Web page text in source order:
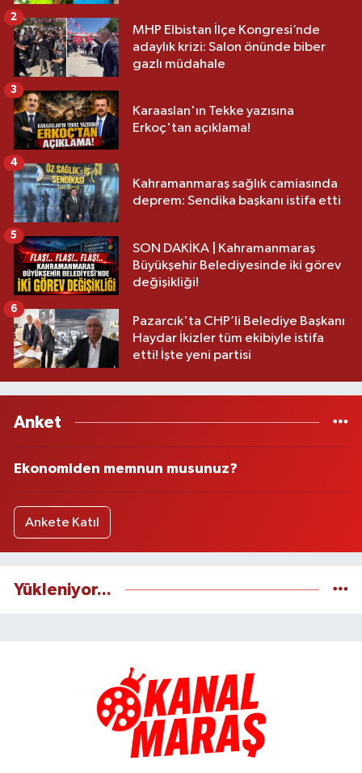
MHP Elbistan İlçe Kongresi’nde
adaylık krizi: Salon önünde biber
gazlı müdahale
2
Karaaslan'ın Tekke yazısına
Erkoç'tan açıklama!
3
Kahramanmaraş sağlık camiasında
deprem: Sendika başkanı istifa etti
4
SON DAKİKA | Kahramanmaraş
Büyükşehir Belediyesinde iki görev
değişikliği!
5
Pazarcık'ta CHP’li Belediye Başkanı
Haydar İkizler tüm ekibiyle istifa
etti! İşte yeni partisi
6
Anket
Ekonomiden memnun musunuz?
Ankete Katıl
Yükleniyor...